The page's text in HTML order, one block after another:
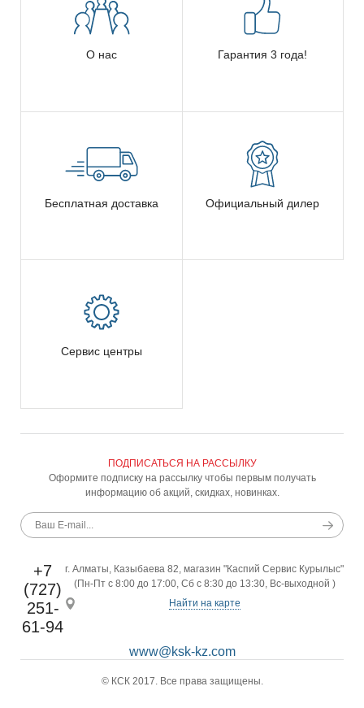
О нас Гарантия 3 года!
Бесплатная доставка Официальный дилер
Сервис центры
ПОДПИСАТЬСЯ НА РАССЫЛКУ
Оформите подписку на рассылку чтобы первым получать
информацию об акций, скидках, новинках.
г. Алматы, Казыбаева 82, магазин "Каспий Сервис Курылыс"
(Пн-Пт с 8:00 до 17:00, Сб с 8:30 до 13:30, Вс-выходной )
Найти на карте
+7
(727)
251-
61-94
www@ksk-kz.com
© КСК 2017. Все права защищены.